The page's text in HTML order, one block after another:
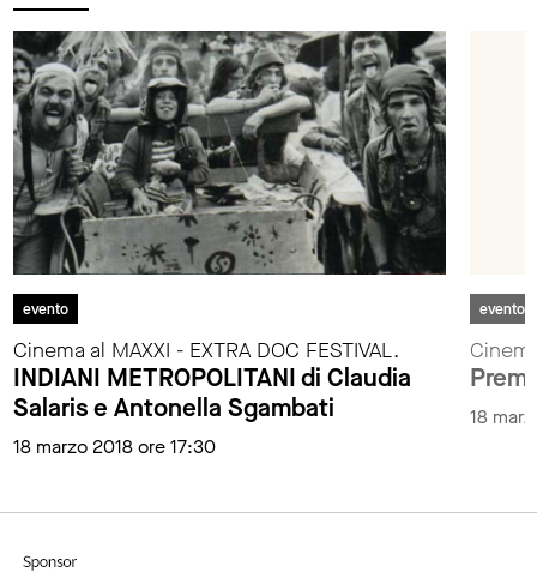
evento
Cinema al MAXXI - EXTRA DOC FESTIVAL.
INDIANI METROPOLITANI di Claudia
Salaris e Antonella Sgambati
18 marzo 2018 ore 17:30
evento
18